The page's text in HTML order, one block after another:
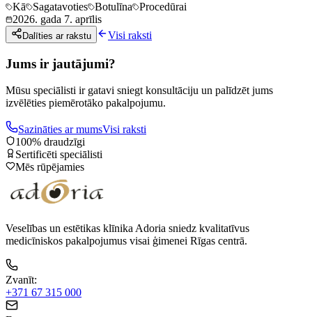
Kā Sagatavoties Botulīna
Procedūrai
2026. gada 7. aprīlis
Dalīties ar rakstu Visi raksti
Jums ir jautājumi?
Mūsu speciālisti ir gatavi sniegt konsultāciju un palīdzēt jums
izvēlēties piemērotāko pakalpojumu.
Sazināties ar mumsVisi raksti
100% draudzīgi
Sertificēti speciālisti
Mēs rūpējamies
Veselības un estētikas klīnika Adoria sniedz kvalitatīvus
medicīniskos pakalpojumus visai ģimenei Rīgas centrā.
Zvanīt:
+371 67 315 000